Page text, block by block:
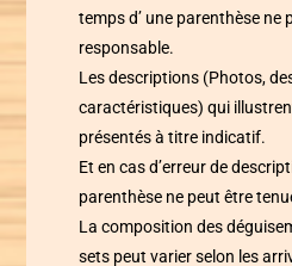
temps d’ une parenthèse ne
responsable.
Les descriptions (Photos,
caractéristiques) qui
présentés à titre indicatif.
Et en cas d’erreur de
parenthèse ne peut être
La composition des
sets peut varier selon les